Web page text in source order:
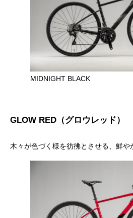
MIDNIGHT BLACK
GLOW RED（グロウレッド）
木々が色づく様を彷彿とさせる、鮮や